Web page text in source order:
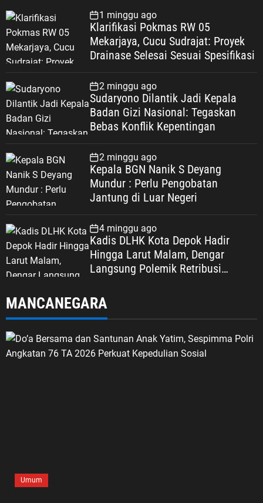
1 minggu ago
Klarifikasi Pokmas RW 05
Mekarjaya, Cucu Sudrajat: Proyek
Drainase Selesai Sesuai Spesifikasi
2 minggu ago
Sudaryono Dilantik Jadi Kepala
Badan Gizi Nasional: Tegaskan
Bebas Konflik Kepentingan
2 minggu ago
Kepala BGN Nanik S Deyang
Mundur : Perlu Pengobatan
Jantung di Luar Negeri
4 minggu ago
Kadis DLHK Kota Depok Hadir
Hingga Larut Malam, Dengar
Langsung Polemik Retribusi
MANCANEGARA
Umum